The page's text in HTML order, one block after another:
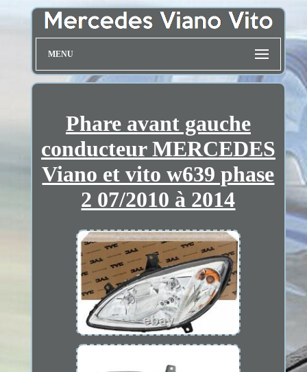
MENU
Phare avant gauche
conducteur MERCEDES
Viano et vito w639 phase
2 07/2010 à 2014